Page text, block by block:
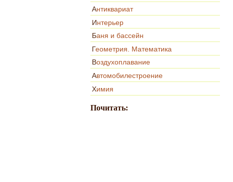
Антиквариат
Интерьер
Баня и бассейн
Геометрия. Математика
Воздухоплавание
Автомобилестроение
Химия
Почитать: